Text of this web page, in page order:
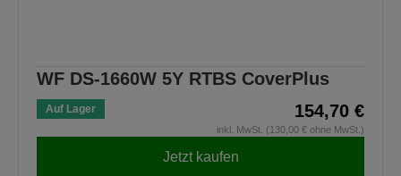
WF DS-1660W 5Y RTBS CoverPlus
Auf Lager 154,70 €
inkl. MwSt. (130,00 € ohne MwSt.)
Jetzt kaufen